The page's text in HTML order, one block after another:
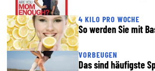
4 KILO PRO WOCHE
So werden Sie mit
VORBEUGEN
Das sind häufigste